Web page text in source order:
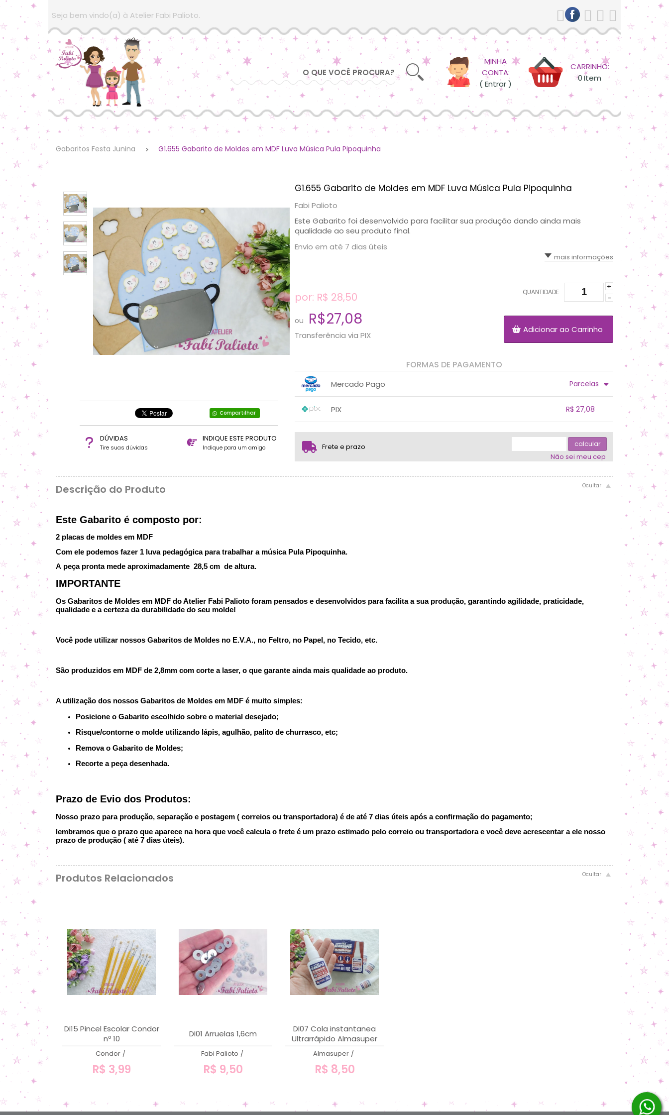
Seja bem vindo(a) à Atelier Fabi Palioto.
MINHA
CONTA:
( Entrar )
CARRINHO:
0Item
Gabaritos Festa Junina G1.655 Gabarito de Moldes em MDF Luva Música Pula Pipoquinha
Compartilhar
DÚVIDAS
Tire suas dúvidas
INDIQUE ESTE PRODUTO
Indique para um amigo
G1.655 Gabarito de Moldes em MDF Luva Música Pula Pipoquinha
Fabi Palioto
Este Gabarito foi desenvolvido para facilitar sua produção dando ainda mais
qualidade ao seu produto final.
Envio em até 7 dias úteis
mais informações
por: R$ 28,50
ou R$27,08
Transferência via PIX
QUANTIDADE
+
-
Adicionar ao Carrinho
FORMAS DE PAGAMENTO
Mercado Pago
Parcelas
PIX
R$ 27,08
... ....
Frete e prazo
calcular
Não sei meu cep
Descrição do Produto
Este Gabarito é composto por:
2 placas de moldes em MDF
Com ele podemos fazer 1 luva pedagógica para trabalhar a música Pula Pipoquinha.
A peça pronta mede aproximadamente 28,5 cm de altura.
IMPORTANTE
Os Gabaritos de Moldes em MDF do Atelier Fabi Palioto foram pensados e desenvolvidos para facilita a sua produção, garantindo agilidade, praticidade,
qualidade e a certeza da durabilidade do seu molde!
Você pode utilizar nossos Gabaritos de Moldes no E.V.A., no Feltro, no Papel, no Tecido, etc.
São produzidos em MDF de 2,8mm com corte a laser, o que garante ainda mais qualidade ao produto.
A utilização dos nossos Gabaritos de Moldes em MDF é muito simples:
Posicione o Gabarito escolhido sobre o material desejado;
Risque/contorne o molde utilizando lápis, agulhão, palito de churrasco, etc;
Remova o Gabarito de Moldes;
Recorte a peça desenhada.
Prazo de Evio dos Produtos:
Nosso prazo para produção, separação e postagem ( correios ou transportadora) é de até 7 dias úteis após a confirmação do pagamento;
lembramos que o prazo que aparece na hora que você calcula o frete é um prazo estimado pelo correio ou transportadora e você deve acrescentar a ele nosso
prazo de produção ( até 7 dias úteis).
Produtos Relacionados
DI15 Pincel Escolar Condor
nº 10
Condor /
R$ 3,99
DI01 Arruelas 1,6cm
Fabi Palioto /
R$ 9,50
DI07 Cola instantanea
Ultrarrápido Almasuper
Almasuper /
R$ 8,50